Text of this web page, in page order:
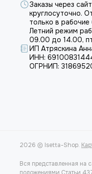
Заказы через
круглосуточно.
только в рабочие
Летний режим
09.00 до 14.00,
ИП Атряскина
ИНН:
ОГРНИП:
2026 © Isetta-Shop.
Вся представленная на